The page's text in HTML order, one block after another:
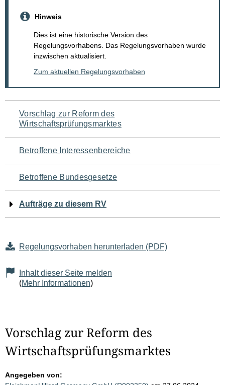
Hinweis
Dies ist eine historische Version des
Regelungsvorhabens. Das Regelungsvorhaben wurde
inzwischen aktualisiert.
Zum aktuellen Regelungsvorhaben
Navigation
für
den
Seiteninhalt
Vorschlag zur Reform des
Wirtschaftsprüfungsmarktes
Betroffene Interessenbereiche
Betroffene Bundesgesetze
Aufträge zu diesem RV
Regelungsvorhaben herunterladen (PDF)
Inhalt dieser Seite melden
(Mehr Informationen)
Vorschlag zur Reform des
Wirtschaftsprüfungsmarktes
Angegeben von: